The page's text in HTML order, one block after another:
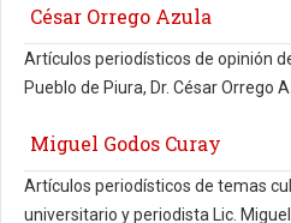
César Orrego Azula
Artículos periodísticos de opinión
Pueblo de Piura, Dr. César Orrego
Miguel Godos Curay
Artículos periodísticos de temas
universitario y periodista Lic.